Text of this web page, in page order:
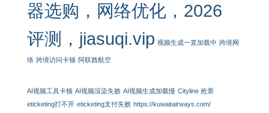
器选购，网络优化，2026
评测，jiasuqi.vip 视频生成一直加载中 跨境网
络 跨境访问卡顿 阿联酋航空
AI视频工具卡顿 AI视频渲染失败 AI视频生成加载慢 Cityline 抢票
eticketing打不开 eticketing支付失败 https://kuwaitairways.com/